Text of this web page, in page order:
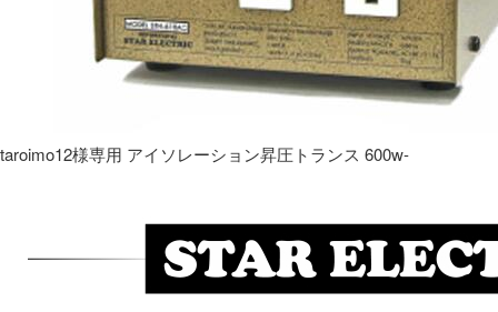
taroimo12様専用 アイソレーション昇圧トランス 600w-